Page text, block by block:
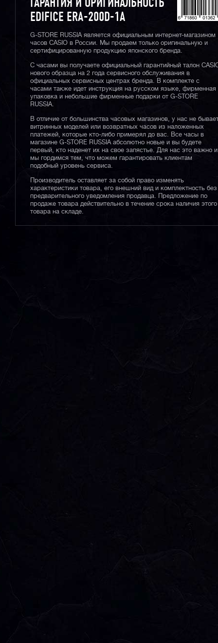
ГАРАНТИЯ И ОРИГИНАЛЬНОСТЬ
EDIFICE ERA-200D-1A
G-STORE RUSSIA является официальным интернет-магазином
часов CASIO в России. Мы продаем только оригинальную и
сертифицированную продукцию японского бренда.
С часами вы получаете официальный гарантийный талон
нового образца на 2 года сервисного обслуживания в
официальных сервисных центрах бренда. В комплекте с
часами также идет инструкция на русском языке, фирменная
упаковка и небольшие фирменные подарки от G-STORE
RUSSIA.
В отличие от большинства часовых магазинов, у нас не
витринных моделей или возвратных часов из наложенных
платежей, которые кто-либо примерял до вас. Все часы в
магазине G-STORE RUSSIA абсолютно новые и вы будете
первый, кто наденет их на свое запястье. Для нас это важно и
мы гордимся тем, что можем гарантировать клиентам
подобный уровень сервиса.
Производитель оставляет за собой право изменять
характеристики товара, его внешний вид и комплектность без
предварительного уведомления продавца. Предложение по
продаже товара действительно в течение срока наличия этого
товара на складе.